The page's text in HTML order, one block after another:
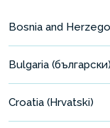
Bosnia and
Bulgaria (български)
Croatia (Hrvatski)